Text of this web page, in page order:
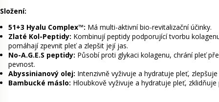
Složení:
51+3 Hyalu Complex™: Má multi-aktivní bio-revitalizační účinky.
Zlaté Kol-Peptidy: Kombinují peptidy podporující tvorbu
pomáhají zpevnit pleť a zlepšit její jas.
No-A.G.E.S peptidy: Působí proti glykaci kolagenu, chrání pleť
pevnost.
Abyssinianový olej: Intenzivně vyživuje a hydratuje pleť,
Bambucké máslo: Hloubkově vyživuje a hydratuje pleť,